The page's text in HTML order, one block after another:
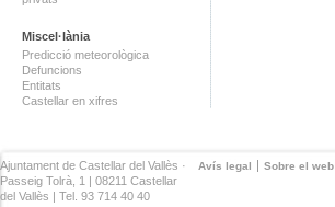
Miscel·lània
Predicció meteorològica
Defuncions
Entitats
Castellar en xifres
Avís legal Sobre el web
Ajuntament de Castellar del Vallès ·
Passeig Tolrà, 1 | 08211 Castellar
del Vallès | Tel. 93 714 40 40